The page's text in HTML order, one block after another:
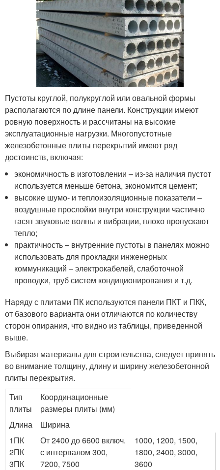
Пустоты круглой, полукруглой или овальной формы
располагаются по длине панели. Конструкции имеют
ровную поверхность и рассчитаны на высокие
эксплуатационные нагрузки. Многопустотные
железобетонные плиты перекрытий имеют ряд
достоинств, включая:
экономичность в изготовлении – из-за наличия пустот
используется меньше бетона, экономится цемент;
высокие шумо- и теплоизоляционные показатели –
воздушные прослойки внутри конструкции частично
гасят звуковые волны и вибрации, плохо пропускают
тепло;
практичность – внутренние пустоты в панелях можно
использовать для прокладки инженерных
коммуникаций – электрокабелей, слаботочной
проводки, труб систем кондиционирования и т.д.
Наряду с плитами ПК используются панели ПКТ и ПКК,
от базового варианта они отличаются по количеству
сторон опирания, что видно из таблицы, приведенной
выше.
Выбирая материалы для строительства, следует принять
во внимание толщину, длину и ширину железобетонной
плиты перекрытия.
Тип
плиты
Координационные
размеры плиты (мм)
Длина
Ширина
1ПК
2ПК
3ПК
От 2400 до 6600 включ.
с интервалом 300,
7200, 7500
1000, 1200, 1500,
1800, 2400, 3000,
3600